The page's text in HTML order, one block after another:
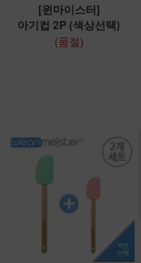
[윈마이스터]
아기컵 2P (색상선택)
(품절)